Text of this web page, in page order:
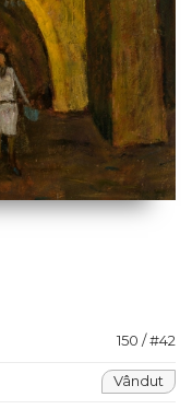
150 / #42
Vândut